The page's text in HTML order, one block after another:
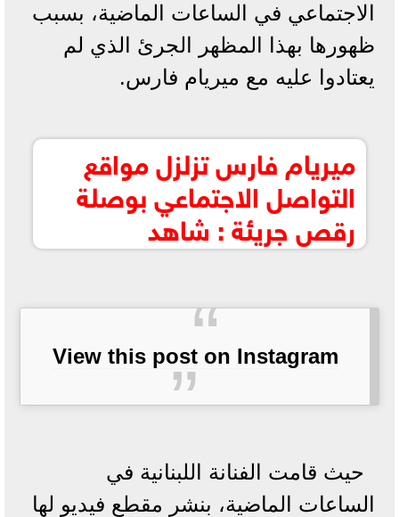
الاجتماعي في الساعات الماضية، بسبب
ظهورها بهذا المظهر الجرئ الذي لم
يعتادوا عليه مع ميريام فارس.
ميريام فارس تزلزل مواقع
التواصل الاجتماعي بوصلة
رقص جريئة : شاهد
View this post on Instagram
حيث قامت الفنانة اللبنانية في
الساعات الماضية، بنشر مقطع فيديو لها